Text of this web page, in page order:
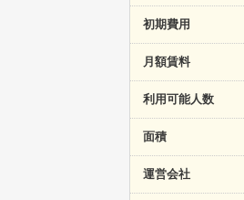
初期費用
月額賃料
利用可能人数
面積
運営会社